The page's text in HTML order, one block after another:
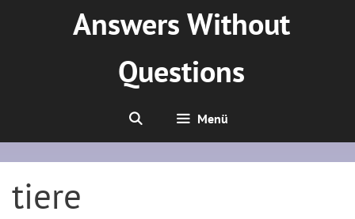
Answers Without
Questions
Menü
tiere